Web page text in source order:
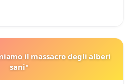
il massacro degli alberi
sani"